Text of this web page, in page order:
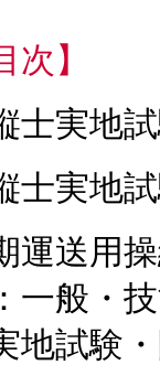
次】
士実地
士実地
運送用
一般・
地試験